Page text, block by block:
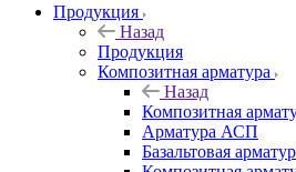
Продукция
Назад
Продукция
Композитная арматура
Назад
Композитная
Арматура АСП
Базальтовая